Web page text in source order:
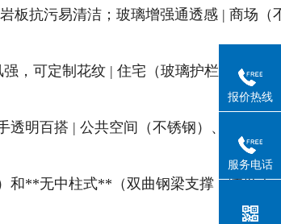
板抗污易清洁；玻璃增强通透感 | 商场（
，可定制花纹 | 住宅（玻璃护栏）、厂房
明百搭 | 公共空间（不锈钢）、住宅（
和**无中柱式**（双曲钢梁支撑，跨度大
报价热线
服务电话